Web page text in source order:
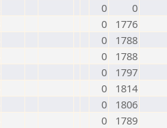
0
0
0
1776
0
1788
0
1788
0
1797
0
1814
0
1806
0
1789